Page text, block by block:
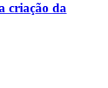
criação da